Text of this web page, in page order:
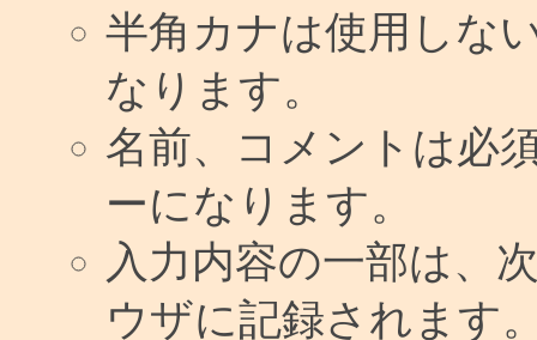
半角カナは使用しな
なります。
名前、コメントは必
ーになります。
入力内容の一部は、
ウザに記録されます